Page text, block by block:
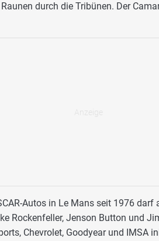
durch die Tribünen. Der
Autos in Le Mans seit 1976 darf
Rockenfeller, Jenson Button und
Chevrolet, Goodyear und IMSA